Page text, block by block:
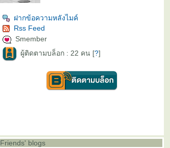
ฝากข้อความหลังไมค์
Rss Feed
Smember
ผู้ติดตามบล็อก : 22 คน [?]
Friends' blogs